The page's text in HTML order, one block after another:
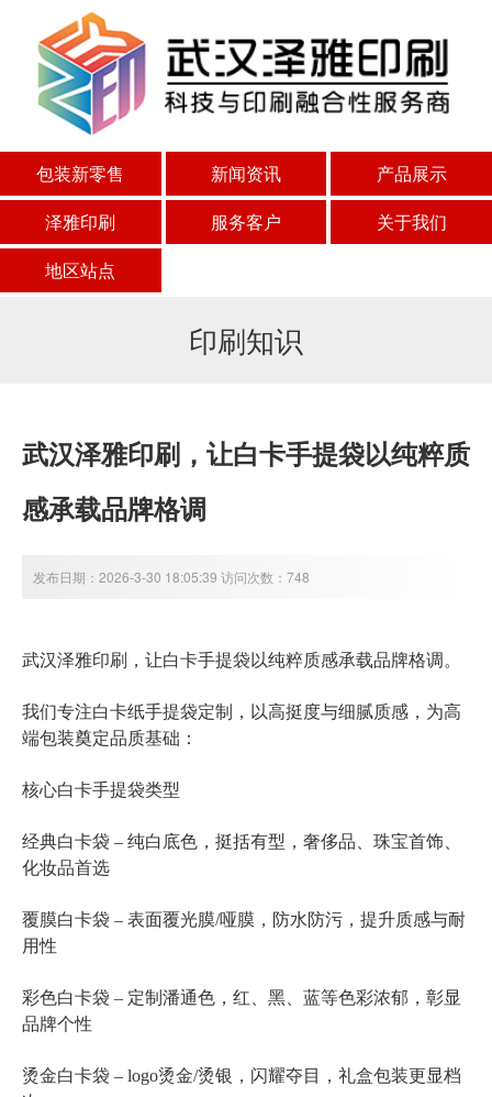
包装新零售 新闻资讯
产品展示
泽雅印刷
服务客户
关于我们
地区站点
印刷知识
武汉泽雅印刷，让白卡手提袋以纯粹质
感承载品牌格调
发布日期：2026-3-30 18:05:39 访问次数：748
武汉泽雅印刷，让白卡手提袋以纯粹质感承载品牌格调。
我们专注白卡纸手提袋定制 ，以高挺度与细腻质感，为高
端包装奠定品质基础：
核心白卡手提袋类型
经典白卡袋 – 纯白底色，挺括有型，奢侈品、珠宝首饰、
化妆品首选
覆膜白卡袋 – 表面覆光膜/哑膜，防水防污，提升质感与耐
用性
彩色白卡袋 – 定制潘通色，红、黑、蓝等色彩浓郁，彰显
品牌个性
烫金白卡袋 – logo烫金/烫银，闪耀夺目，礼盒包装更显档